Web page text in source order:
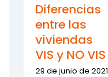
Diferencias
entre las
viviendas
VIS y NO VIS
29 de junio de 2021